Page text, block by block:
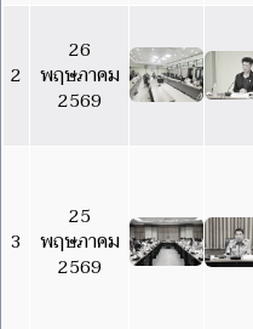
2
26
พฤษภาคม
2569
3
25
พฤษภาคม
2569